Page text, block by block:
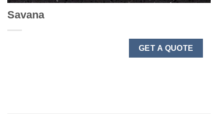
Savana
GET A QUOTE